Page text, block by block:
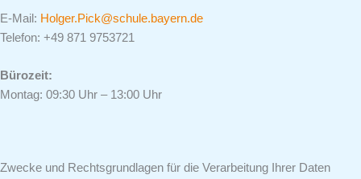
E-Mail: Holger.Pick@schule.bayern.de
Telefon: +49 871 9753721
Bürozeit:
Montag: 09:30 Uhr – 13:00 Uhr
Zwecke und Rechtsgrundlagen für die Verarbeitung Ihrer Daten